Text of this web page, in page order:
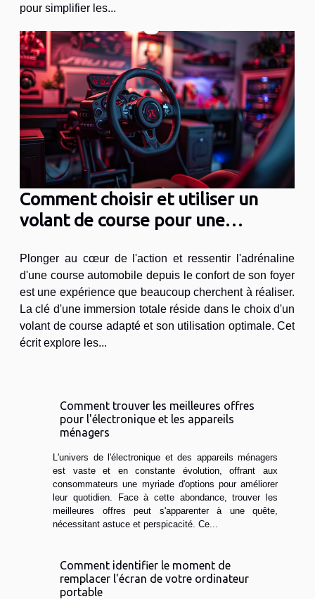
pour simplifier les...
Comment choisir et utiliser un
volant de course pour une
Plonger au cœur de l'action et ressentir l'adrénaline
d'une course automobile depuis le confort de son foyer
est une expérience que beaucoup cherchent à réaliser.
La clé d'une immersion totale réside dans le choix d'un
volant de course adapté et son utilisation optimale. Cet
écrit explore les...
Comment trouver les meilleures offres
pour l'électronique et les appareils
ménagers
L'univers de l'électronique et des appareils ménagers
est vaste et en constante évolution, offrant aux
consommateurs une myriade d'options pour améliorer
leur quotidien. Face à cette abondance, trouver les
meilleures offres peut s'apparenter à une quête,
nécessitant astuce et perspicacité. Ce...
Comment identifier le moment de
remplacer l'écran de votre ordinateur
portable